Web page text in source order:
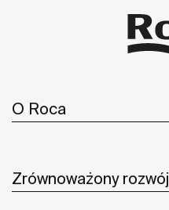
O Roca
Zrównoważony rozwój